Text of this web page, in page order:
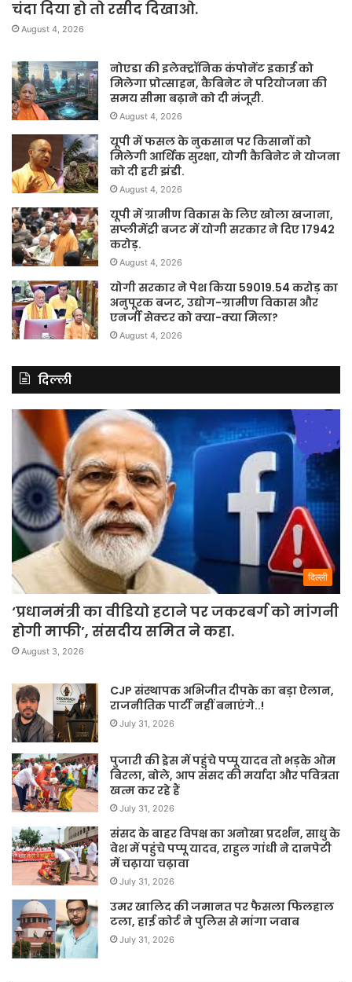
चंदा दिया हो तो रसीद दिखाओ.
August 4, 2026
नोएडा की इलेक्ट्रॉनिक कंपोनेंट इकाई को
मिलेगा प्रोत्साहन, कैबिनेट ने परियोजना की
समय सीमा बढ़ाने को दी मंजूरी.
August 4, 2026
यूपी में फसल के नुकसान पर किसानों को
मिलेगी आर्थिक सुरक्षा, योगी कैबिनेट ने योजना
को दी हरी झंडी.
August 4, 2026
यूपी में ग्रामीण विकास के लिए खोला खजाना,
सप्लीमेंट्री बजट में योगी सरकार ने दिए 17942
करोड़.
August 4, 2026
योगी सरकार ने पेश किया 59019.54 करोड़ का
अनुपूरक बजट, उद्योग-ग्रामीण विकास और
एनर्जी सेक्टर को क्या-क्या मिला?
August 4, 2026
दिल्ली
दिल्ली
‘प्रधानमंत्री का वीडियो हटाने पर जकरबर्ग को मांगनी
होगी माफी’, संसदीय समित ने कहा.
August 3, 2026
CJP संस्थापक अभिजीत दीपके का बड़ा ऐलान,
राजनीतिक पार्टी नहीं बनाएंगे..!
July 31, 2026
पुजारी की ड्रेस में पहुंचे पप्पू यादव तो भड़के ओम
बिरला, बोले, आप संसद की मर्यादा और पवित्रता
खत्म कर रहे हैं
July 31, 2026
संसद के बाहर विपक्ष का अनोखा प्रदर्शन, साधु के
वेश में पहुंचे पप्पू यादव, राहुल गांधी ने दानपेटी
में चढ़ाया चढ़ावा
July 31, 2026
उमर खालिद की जमानत पर फैसला फिलहाल
टला, हाई कोर्ट ने पुलिस से मांगा जवाब
July 31, 2026